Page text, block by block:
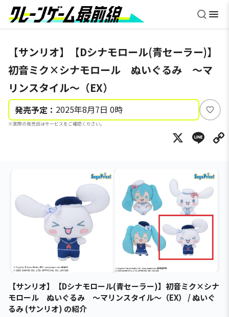
【サンリオ】【Dシナモロール(青セーラー)】
初音ミク×シナモロール ぬいぐるみ ～マ
リンスタイル～（EX）
発売予定： 2025年8月7日 0時
※実際の発売日はサービスをご確認ください。
い
ね
X
【サンリオ】【Dシナモロール(青セーラー)】初音ミク×シナ
モロール ぬいぐるみ ～マリンスタイル～（EX） / ぬいぐ
るみ (サンリオ) の紹介